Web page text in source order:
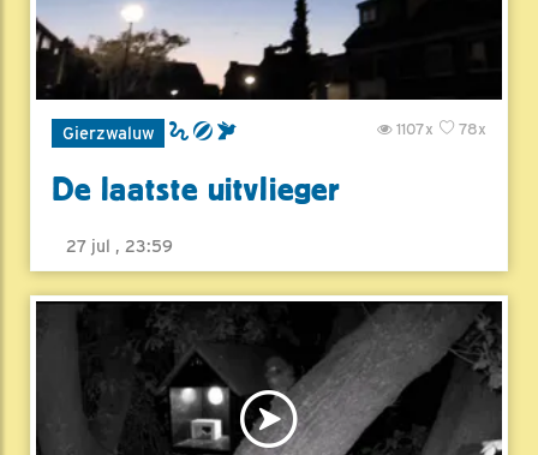
Gierzwaluw 78x
1107x
De laatste uitvlieger
27 jul , 23:59